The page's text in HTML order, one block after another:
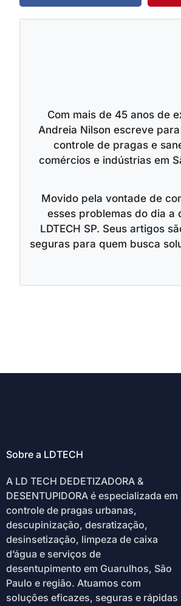
Com mais de 45 anos de
Andreia Nilson escreve
controle de pragas e
comércios e indústrias em
Movido pela vontade de
esses problemas do dia a
LDTECH SP. Seus artigos
seguras para quem busca
Sobre a LDTECH
A LD TECH DEDETIZADORA &
DESENTUPIDORA é especializada em
controle de pragas urbanas,
descupinização, desratização,
desinsetização, limpeza de caixa
d’água e serviços de
desentupimento em Guarulhos, São
Paulo e região. Atuamos com
soluções eficazes, seguras e rápidas